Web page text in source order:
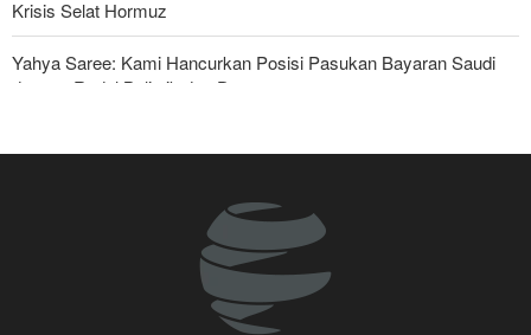
Krisis Selat Hormuz
Yahya Saree: Kami Hancurkan Posisi Pasukan Bayaran Saudi
dengan Rudal Balistik dan Drone
Foreign Affairs: AS Harus Tinggalkan Asia Barat
Mengapa Lobi Zionis di Amerika Tidak Lagi Seefektif Dulu?
Anggota Kongres AS Khawatirkan Dampak Menipisnya Rudal